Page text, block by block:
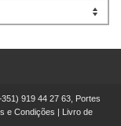
919 44 27 63, Portes
e Condições | Livro de